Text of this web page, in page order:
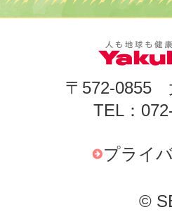
〒572-0855
TEL：
プライ
©